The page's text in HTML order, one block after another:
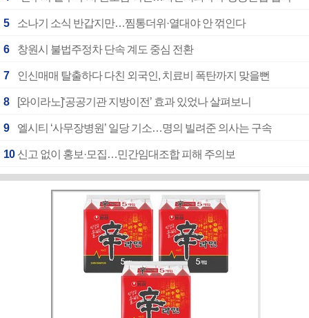
5 소나기 소식 반갑지만…찜통더위·열대야 안 꺾인다
6 창원시 불법주정차 단속 계도 중심 전환
7 인신매매 탈출하다 다친 외국인, 치료비 폭탄까지 맞을뻔
8 [와이라노]‘공공기관 지방이전’ 효과 있었나 살펴보니
9 엘시티 ‘사무장병원’ 일당 기소…명의 빌려준 의사는 구속
10 신고 없이 홍보·모집…민간임대조합 피해 주의보